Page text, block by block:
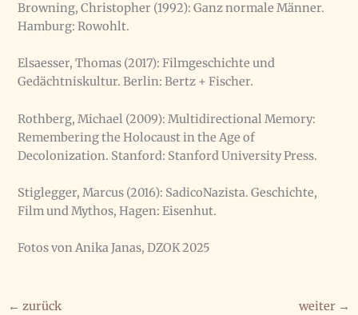
Browning, Christopher (1992): Ganz normale Männer.
Hamburg: Rowohlt.
Elsaesser, Thomas (2017): Filmgeschichte und
Gedächtniskultur. Berlin: Bertz + Fischer.
Rothberg, Michael (2009): Multidirectional Memory:
Remembering the Holocaust in the Age of
Decolonization. Stanford: Stanford University Press.
Stiglegger, Marcus (2016): SadicoNazista. Geschichte,
Film und Mythos, Hagen: Eisenhut.
Fotos von Anika Janas, DZOK 2025
← zurück weiter →